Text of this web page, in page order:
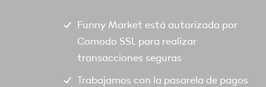
Funny Market está autorizada por
Comodo SSL para realizar
transacciones seguras
Trabajamos con la pasarela de pagos